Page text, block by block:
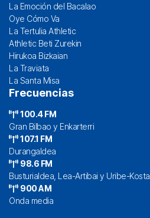
La Emoción del Bacalao
Oye Cómo Va
La Tertulia Athletic
Athletic Beti Zurekin
Hirukoa Bizkaian
La Traviata
La Santa Misa
Frecuencias
100.4 FM
Gran Bilbao y Enkarterri
107.1 FM
Durangaldea
98.6 FM
Busturialdea, Lea-Artibai y Uribe-Kosta
900 AM
Onda media